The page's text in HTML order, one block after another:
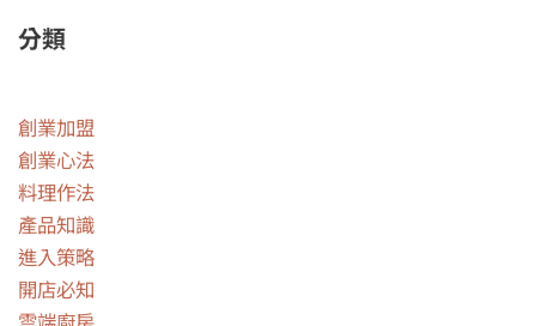
分類
創業加盟
創業心法
料理作法
產品知識
進入策略
開店必知